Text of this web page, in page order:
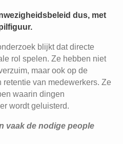
dus, met
blijkt dat directe
rol spelen. Ze hebben niet
maar ook op de
van medewerkers. Ze
waarin dingen
wordt geluisterd.
vaak de nodige people